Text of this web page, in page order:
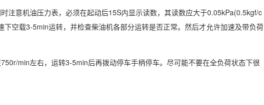
注意机油压力表，必须在起动后15S内显示读数，其读数应大于0.05kPa(0.5kgf/c
空载3-5min运转，并检查柴油机各部分运转是否正常。然后才允许加速及带负荷
min左右，运转3-5min后再拨动停车手柄停车。尽可能不要在全负荷状态下很